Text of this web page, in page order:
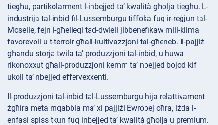
tiegħu, partikolarment l-inbejjed ta’ kwalità għolja tiegħu. L-
industrija tal-inbid fil-Lussemburgu tiffoka fuq ir-reġjun tal-
Moselle, fejn l-għelieqi tad-dwieli jibbenefikaw mill-klima
favorevoli u t-terroir għall-kultivazzjoni tal-għeneb. Il-pajjiż
għandu storja twila ta’ produzzjoni tal-inbid, u huwa
rikonoxxut għall-produzzjoni kemm ta’ nbejjed bojod kif
ukoll ta’ nbejjed effervexxenti.
Il-produzzjoni tal-inbid tal-Lussemburgu hija relattivament
żgħira meta mqabbla ma’ xi pajjiżi Ewropej oħra, iżda l-
enfasi spiss tkun fuq inbejjed ta’ kwalità għolja u premium.